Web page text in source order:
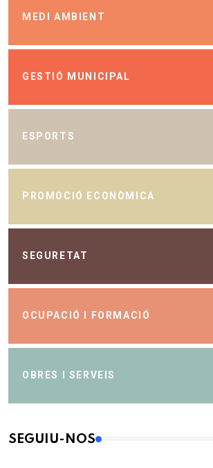
MEDI AMBIENT
GESTIÓ MUNICIPAL
ESPORTS
PROMOCIÓ ECONÒMICA
SEGURETAT
OCUPACIÓ I FORMACIÓ
OBRES I SERVEIS
SEGUIU-NOS